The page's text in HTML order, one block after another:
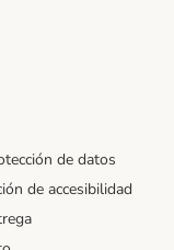
de datos
de accesibilidad